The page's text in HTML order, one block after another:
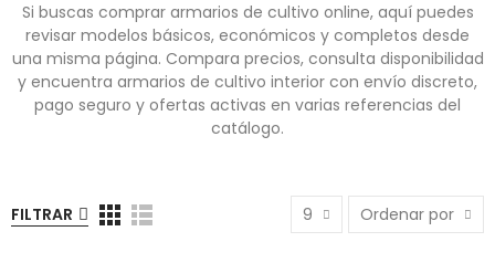
Si buscas comprar armarios de cultivo online, aquí puedes
revisar modelos básicos, económicos y completos desde
una misma página. Compara precios, consulta disponibilidad
y encuentra armarios de cultivo interior con envío discreto,
pago seguro y ofertas activas en varias referencias del
catálogo.
FILTRAR 9 Ordenar por